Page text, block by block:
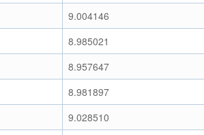
9.004146
8.985021
8.957647
8.981897
9.028510